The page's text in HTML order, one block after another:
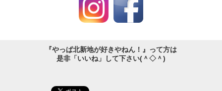
『やっぱ北新地が好きやねん！』って方は
是非「いいね」して下さい(＾◇＾)